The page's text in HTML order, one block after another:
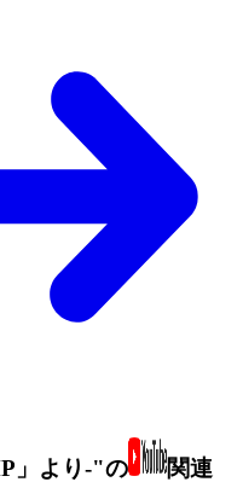
」より-"の
関連